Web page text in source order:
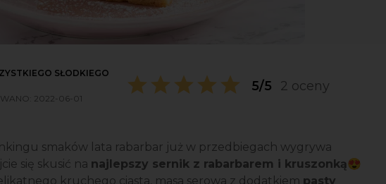
SŁODKIEGO
2022-06-01
5/5 2 oceny
smaków lata rabarbar już w przedbiegach wygrywa
się skusić na najlepszy sernik z rabarbarem i kruszonką😍
kruchego ciasta, masa serowa z dodatkiem pasty